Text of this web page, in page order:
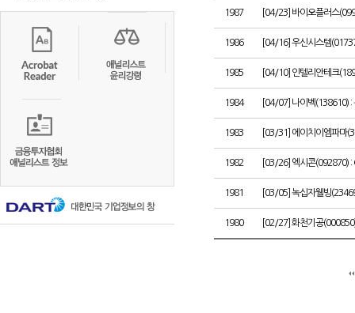
1987 [04/23] 바이오플러스
1986 [04/16] 우신시스템
1985 [04/10] 인텔리안테크
1984 [04/07] 나이벡(138610) :
1983 [03/31] 에이치이엠파마
1982 [03/26] 엑시콘(092870) :
1981 [03/05] 녹십자웰빙
1980 [02/27] 화천기공